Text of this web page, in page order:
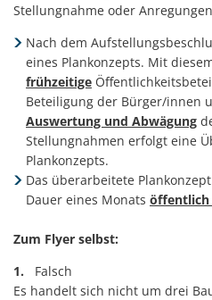
Stellungnahme oder
Nach dem
eines Plankonzepts. Mit
frühzeitige
Beteiligung der Bürger/innen
Auswertung und Abwägung
Stellungnahmen erfolgt eine
Plankonzepts.
Das überarbeitete
Dauer eines Monats öffentlich
Zum Flyer selbst:
1. Falsch
Es handelt sich nicht um drei